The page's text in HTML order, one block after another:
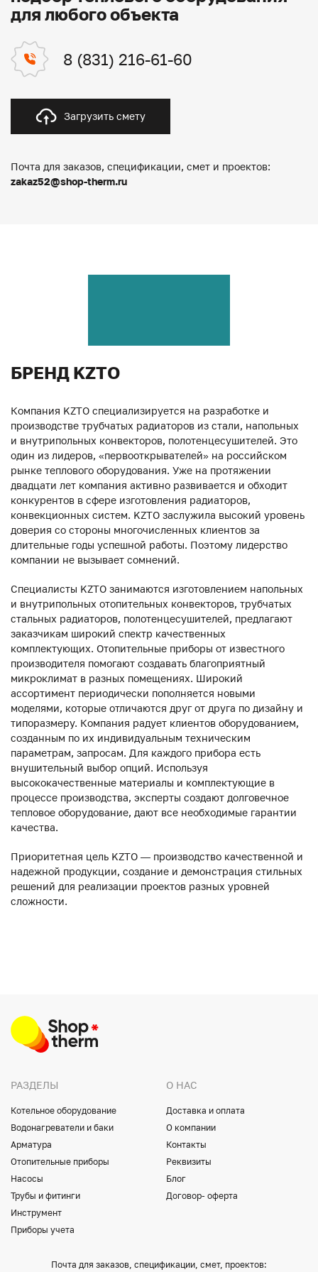
для любого объекта
8 (831) 216-61-60
Загрузить смету
Почта для заказов, спецификации, смет и проектов:
zakaz52@shop-therm.ru
БРЕНД KZTO
Компания KZTO специализируется на разработке и
производстве трубчатых радиаторов из стали, напольных
и внутрипольных конвекторов, полотенцесушителей. Это
один из лидеров, «первооткрывателей» на российском
рынке теплового оборудования. Уже на протяжении
двадцати лет компания активно развивается и обходит
конкурентов в сфере изготовления радиаторов,
конвекционных систем. KZTO заслужила высокий уровень
доверия со стороны многочисленных клиентов за
длительные годы успешной работы. Поэтому лидерство
компании не вызывает сомнений.
Специалисты KZTO занимаются изготовлением напольных
и внутрипольных отопительных конвекторов, трубчатых
стальных радиаторов, полотенцесушителей, предлагают
заказчикам широкий спектр качественных
комплектующих. Отопительные приборы от известного
производителя помогают создавать благоприятный
микроклимат в разных помещениях. Широкий
ассортимент периодически пополняется новыми
моделями, которые отличаются друг от друга по дизайну и
типоразмеру. Компания радует клиентов оборудованием,
созданным по их индивидуальным техническим
параметрам, запросам. Для каждого прибора есть
внушительный выбор опций. Используя
высококачественные материалы и комплектующие в
процессе производства, эксперты создают долговечное
тепловое оборудование, дают все необходимые гарантии
качества.
Приоритетная цель KZTO — производство качественной и
надежной продукции, создание и демонстрация стильных
решений для реализации проектов разных уровней
сложности.
РАЗДЕЛЫ
Котельное оборудование
Водонагреватели и баки
Арматура
Отопительные приборы
Насосы
Трубы и фитинги
Инструмент
Приборы учета
О НАС
Доставка и оплата
О компании
Контакты
Реквизиты
Блог
Договор- оферта
Почта для заказов, спецификации, смет, проектов: